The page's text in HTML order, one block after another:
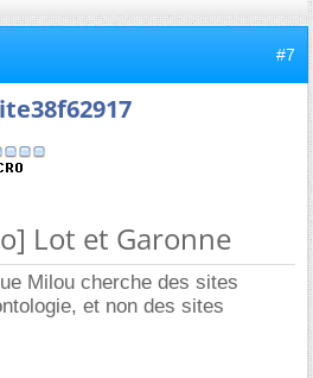
#7
Lot et Garonne
Milou cherche des sites
et non des sites